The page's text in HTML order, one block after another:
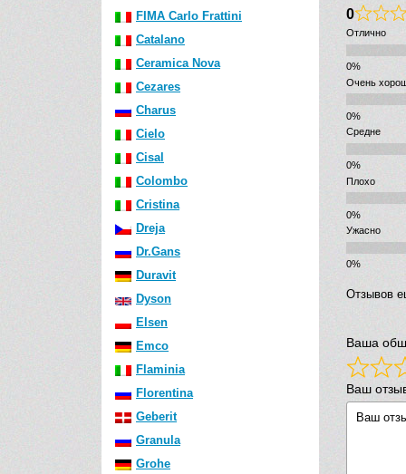
FIMA Carlo Frattini
Catalano
Ceramica Nova
Cezares
Charus
Cielo
Cisal
Colombo
Cristina
Dreja
Dr.Gans
Duravit
Dyson
Elsen
Emco
Flaminia
Florentina
Geberit
Granula
Grohe
0
Отлично
Очень
Средне
Плохо
Ужасно
Отзывов
Ваша
Ваш